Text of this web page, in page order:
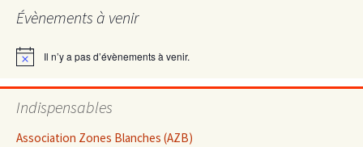
articles
Évènements à venir
Notice Il n’y a pas d’évènements à venir.
Indispensables
Association Zones Blanches (AZB)